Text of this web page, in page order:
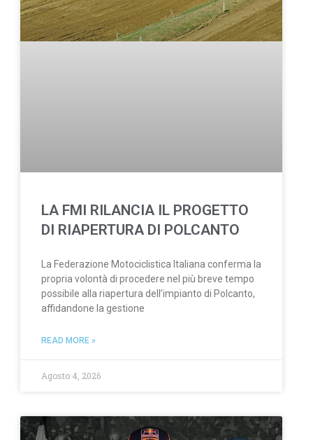
LA FMI RILANCIA IL PROGETTO
DI RIAPERTURA DI POLCANTO
La Federazione Motociclistica Italiana conferma la
propria volontà di procedere nel più breve tempo
possibile alla riapertura dell’impianto di Polcanto,
affidandone la gestione
READ MORE »
Agosto 4, 2026